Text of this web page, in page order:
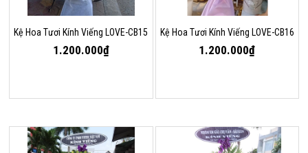
Kệ Hoa Tươi Kính Viếng LOVE-CB15
1.200.000₫
Kệ Hoa Tươi Kính Viếng LOVE-CB16
1.200.000₫